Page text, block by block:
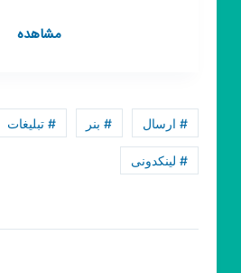
مشاهدهکانال
# ارسال # بنر # تبلیغات
# لینکدونی